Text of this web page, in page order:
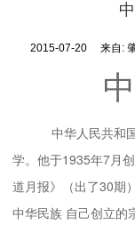
2015-07-20 来自:
中华人民共和
学。他于1935年7月
道月报》（出了30期
中华民族 自己创立的